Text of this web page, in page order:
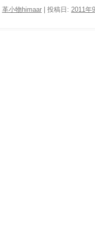
革小物himaar | 投稿日: 2011年